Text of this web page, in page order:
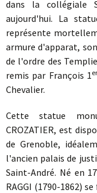
dans la collégiale
aujourd'hui. La
représente
armure d'apparat,
de l'ordre des
remis par François 1 er
Chevalier.
Cette statue
CROZATIER, est
de Grenoble,
l'ancien palais de
Saint-André. Né en
RAGGI (1790-1862)